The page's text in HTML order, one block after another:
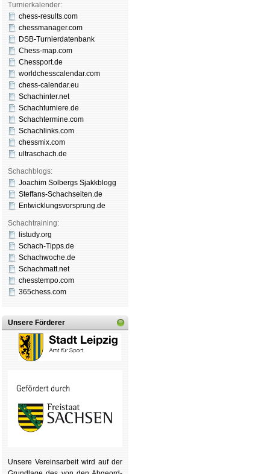
Turnierkalender:
chess-results.com
chessmanager.com
DSB-Turnierdatenbank
Chess-map.com
Chessport.de
worldchesscalendar.com
chess-calendar.eu
Schachinter.net
Schachturniere.de
Schachtermine.com
Schachlinks.com
chessmix.com
ultraschach.de
Schachblogs:
Joachim Solbergs Sjakkblogg
Steffans-Schachseiten.de
Entwicklungsvorsprung.de
Schachtraining:
listudy.org
Schach-Tipps.de
Schachwoche.de
Schachmatt.net
chesstempo.com
365chess.com
Unsere Förderer
Unsere Ver­eins­ar­beit wird auf der